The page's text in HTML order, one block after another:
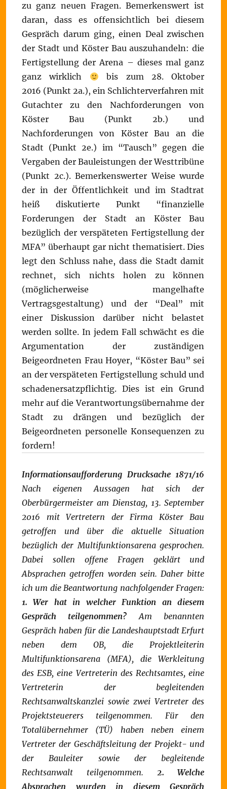
zu ganz neuen Fragen. Bemerkenswert ist
daran, dass es offensichtlich bei diesem
Gespräch darum ging, einen Deal zwischen
der Stadt und Köster Bau auszuhandeln: die
Fertigstellung der Arena – dieses mal ganz
ganz wirklich
bis zum 28. Oktober
2016 (Punkt 2a.), ein Schlichterverfahren mit
Gutachter zu den Nachforderungen von
Köster Bau (Punkt 2b.) und
Nachforderungen von Köster Bau an die
Stadt (Punkt 2e.) im “Tausch” gegen die
Vergaben der Bauleistungen der Westtribüne
(Punkt 2c.). Bemerkenswerter Weise wurde
der in der Öffentlichkeit und im Stadtrat
heiß diskutierte Punkt “finanzielle
Forderungen der Stadt an Köster Bau
bezüglich der verspäteten Fertigstellung der
MFA” überhaupt gar nicht thematisiert. Dies
legt den Schluss nahe, dass die Stadt damit
rechnet, sich nichts holen zu können
(möglicherweise mangelhafte
Vertragsgestaltung) und der “Deal” mit
einer Diskussion darüber nicht belastet
werden sollte. In jedem Fall schwächt es die
Argumentation der zuständigen
Beigeordneten Frau Hoyer, “Köster Bau” sei
an der verspäteten Fertigstellung schuld und
schadenersatzpflichtig. Dies ist ein Grund
mehr auf die Verantwortungsübernahme der
Stadt zu drängen und bezüglich der
Beigeordneten personelle Konsequenzen zu
fordern!
Informationsaufforderung Drucksache 1871/16
Nach eigenen Aussagen hat sich der
Oberbürgermeister am Dienstag, 13. September
2016 mit Vertretern der Firma Köster Bau
getroffen und über die aktuelle Situation
bezüglich der Multifunktionsarena gesprochen.
Dabei sollen offene Fragen geklärt und
Absprachen getroffen worden sein. Daher bitte
ich um die Beantwortung nachfolgender Fragen:
1. Wer hat in welcher Funktion an diesem
Gespräch teilgenommen?
Am benannten
Gespräch haben für die Landeshauptstadt Erfurt
neben dem OB, die Projektleiterin
Multifunktionsarena (MFA), die Werkleitung
des ESB, eine Vertreterin des Rechtsamtes, eine
Vertreterin der begleitenden
Rechtsanwaltskanzlei sowie zwei Vertreter des
Projektsteuerers teilgenommen. Für den
Totalübernehmer (TÜ) haben neben einem
Vertreter der Geschäftsleitung der Projekt- und
der Bauleiter sowie der begleitende
Rechtsanwalt teilgenommen.
2. Welche
Absprachen wurden in diesem Gespräch